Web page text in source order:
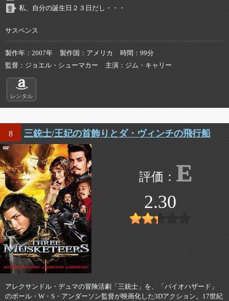
私、自分の誕生日２３日だし・・・
サスペンス
製作年 2007年 製作国 アメリカ 時間
99分
監督
ジョエル・シューマカー 主演 ジム・キャリー
レンタル
8 三銃士/王妃の首飾りとダ・ヴィンチの飛行船
E
2.30
アレクサンドル・デュマの冒険活劇「三銃士」を、「バイオハザード」
のポール・W・S・アンダーソン監督が映画化した3Dアクション。17世紀